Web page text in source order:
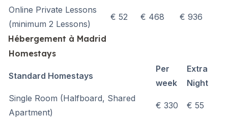
Online Private Lessons
(minimum 2 Lessons)
€ 52 € 468 € 936
Hébergement à Madrid
Homestays
Standard Homestays
Per
week
Extra
Night
Single Room (Halfboard, Shared
Apartment)
€ 330 € 55